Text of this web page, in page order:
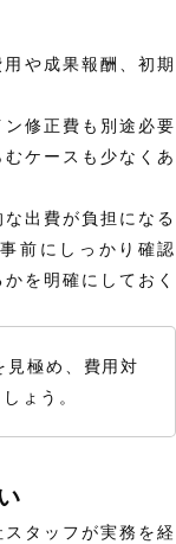
や成果報酬、初期
修正費も別途必要
ケースも少なくあ
出費が負担になる
前にしっかり確認
を明確にしておく
見極め、費用対
ょう。
タッフが実務を経